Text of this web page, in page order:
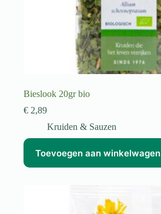
Bieslook 20gr bio
€ 2,89
Kruiden & Sauzen
Toevoegen aan winkelwagen